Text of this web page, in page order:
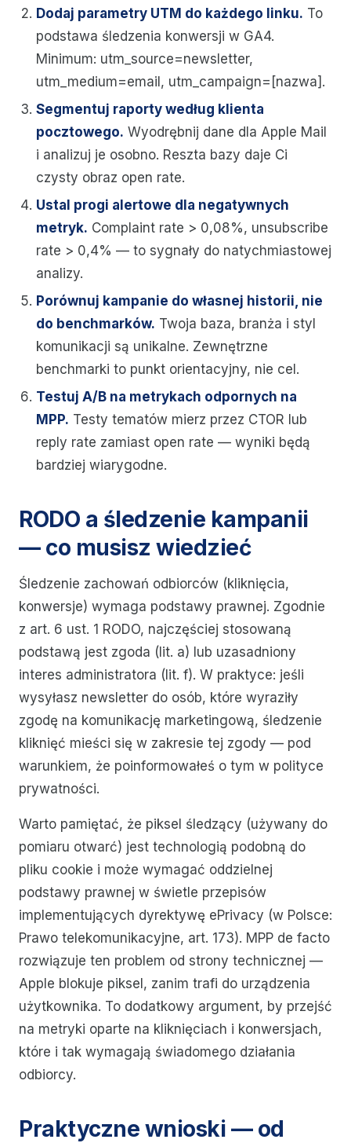
Dodaj parametry UTM do każdego linku. To
podstawa śledzenia konwersji w GA4.
Minimum: utm_source=newsletter,
utm_medium=email, utm_campaign=[nazwa].
Segmentuj raporty według klienta
pocztowego. Wyodrębnij dane dla Apple Mail
i analizuj je osobno. Reszta bazy daje Ci
czysty obraz open rate.
Ustal progi alertowe dla negatywnych
metryk. Complaint rate > 0,08%, unsubscribe
rate > 0,4% — to sygnały do natychmiastowej
analizy.
Porównuj kampanie do własnej historii, nie
do benchmarków. Twoja baza, branża i styl
komunikacji są unikalne. Zewnętrzne
benchmarki to punkt orientacyjny, nie cel.
Testuj A/B na metrykach odpornych na
MPP. Testy tematów mierz przez CTOR lub
reply rate zamiast open rate — wyniki będą
bardziej wiarygodne.
RODO a śledzenie kampanii
— co musisz wiedzieć
Śledzenie zachowań odbiorców (kliknięcia,
konwersje) wymaga podstawy prawnej. Zgodnie
z art. 6 ust. 1 RODO, najczęściej stosowaną
podstawą jest zgoda (lit. a) lub uzasadniony
interes administratora (lit. f). W praktyce: jeśli
wysyłasz newsletter do osób, które wyraziły
zgodę na komunikację marketingową, śledzenie
kliknięć mieści się w zakresie tej zgody — pod
warunkiem, że poinformowałeś o tym w polityce
prywatności.
Warto pamiętać, że piksel śledzący (używany do
pomiaru otwarć) jest technologią podobną do
pliku cookie i może wymagać oddzielnej
podstawy prawnej w świetle przepisów
implementujących dyrektywę ePrivacy (w Polsce:
Prawo telekomunikacyjne, art. 173). MPP de facto
rozwiązuje ten problem od strony technicznej —
Apple blokuje piksel, zanim trafi do urządzenia
użytkownika. To dodatkowy argument, by przejść
na metryki oparte na kliknięciach i konwersjach,
które i tak wymagają świadomego działania
odbiorcy.
Praktyczne wnioski — od